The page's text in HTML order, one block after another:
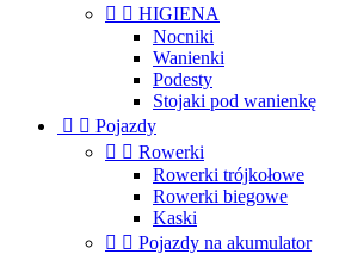
  HIGIENA
Nocniki
Wanienki
Podesty
Stojaki pod wanienkę
  Pojazdy
  Rowerki
Rowerki trójkołowe
Rowerki biegowe
Kaski
  Pojazdy na akumulator